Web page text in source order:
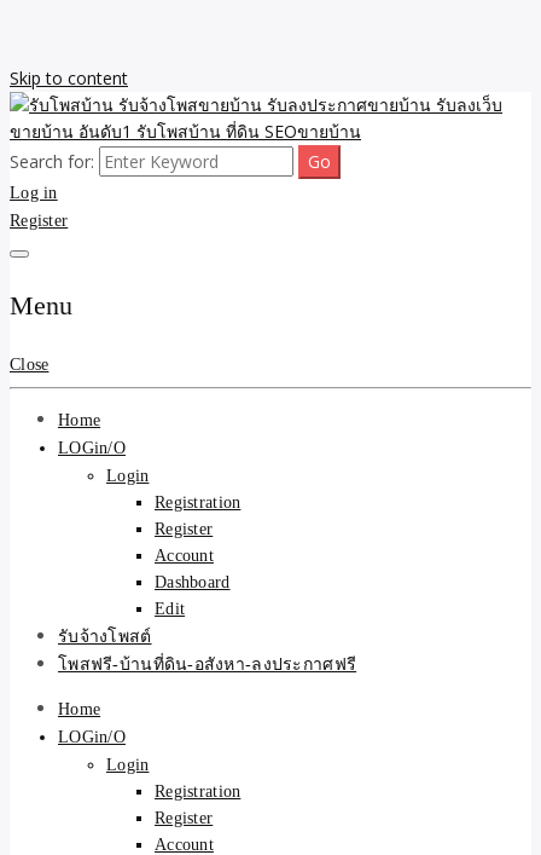
Skip to content
รับโพสบ้าน รับจ้างโพสขาย
บ้าน รับลงประกาศขายบ้าน
รับลงเว็บขายบ้าน อันดับ1
รับโพสบ้าน ที่ดิน SEOขาย
บ้าน
รับจ้างโพสขายบ้าน รับลงเว็บขายบ้าน รับโพสบ้าน รับลงประกาศขาย
บ้าน โพสบ้าน ขายที่ดิน SEO อสังหา ราคาถูก รับลงขายบ้าน
Search for:
Log in
Register
Menu
Close
Home
LOGin/O
Login
Registration
Register
Account
Dashboard
Edit
รับจ้างโพสต์
โพสฟรี-บ้านที่ดิน-อสังหา-ลงประกาศฟรี
Home
LOGin/O
Login
Registration
Register
Account